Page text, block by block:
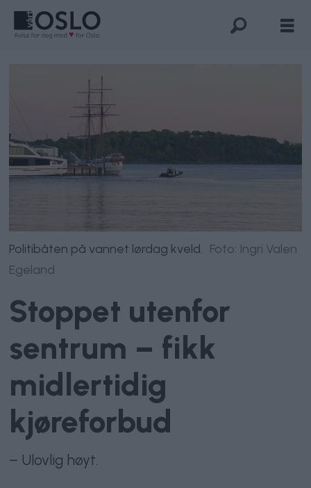
Politibåten på vannet lørdag kveld.
Foto: Ingri Valen
Egeland
Stoppet utenfor
sentrum – fikk
midlertidig
kjøreforbud
– Ulovlig høyt.